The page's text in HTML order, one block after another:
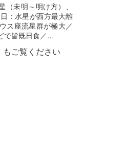
未明～明け方）、
：水星が西方最大離
ス座流星群が極大／
で皆既日食／…
もご覧ください